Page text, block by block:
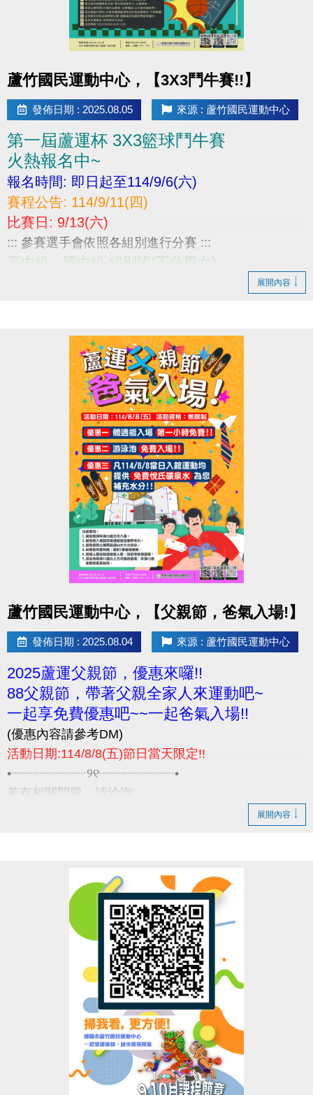
蘆竹國民運動中心，【3X3鬥牛賽!!】
發佈日期 : 2025.08.05 來源 : 蘆竹國民運動中心
第一屆蘆運杯 3X3籃球鬥牛賽
火熱報名中~
報名時間: 即日起至114/9/6(六)
賽程公告: 114/9/11(四)
比賽日: 9/13(六)
::: 參賽選手會依照各組別進行分賽 :::
高中組、國中組 組別皆(不分男女)
(一) 報名請繳交身分證或戶口名簿影本，不可降級參
(二) 當日報到請攜帶身分證、學生證或健保卡，以備
-----------------------------------------------
小編無受理線上報名喔
若需報名請至中心1F櫃台報名進行繳費
相關問題請電洽-03-2639066 #115 #116
展開內容
蘆竹國民運動中心，【父親節，爸氣入場!】
發佈日期 : 2025.08.04 來源 : 蘆竹國民運動中心
2025蘆運父親節，優惠來囉!!
88父親節，帶著父親全家人來運動吧~
一起享免費優惠吧~~一起爸氣入場!!
(優惠內容請參考DM)
活動日期:114/8/8(五)節日當天限定!!
•┈┈┈┈┈┈୨୧┈┈┈┈┈┈•
若有相關問題，請洽詢
展開內容